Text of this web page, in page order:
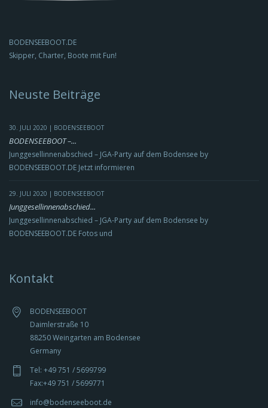
BODENSEEBOOT.DE
Skipper, Charter, Boote mit Fun!
Neuste Beiträge
30. JULI 2020 | BODENSEEBOOT
BODENSEEBOOT –...
Junggesellinnenabschied – JGA-Party auf dem Bodensee by
BODENSEEBOOT.DE Jetzt informieren
29. JULI 2020 | BODENSEEBOOT
Junggesellinnenabschied...
Junggesellinnenabschied – JGA-Party auf dem Bodensee by
BODENSEEBOOT.DE Fotos und
Kontakt
BODENSEEBOOT
Daimlerstraße 10
88250 Weingarten am Bodensee
Germany
Tel: +49 751 / 5699799
Fax:+49 751 / 5699771
info@bodenseeboot.de